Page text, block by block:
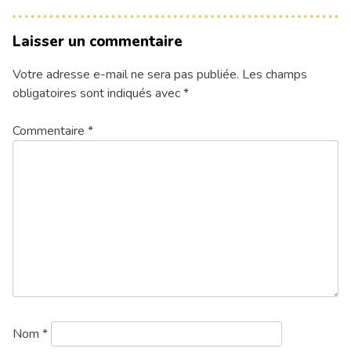
Laisser un commentaire
Votre adresse e-mail ne sera pas publiée. Les champs
obligatoires sont indiqués avec*
Commentaire *
Nom *